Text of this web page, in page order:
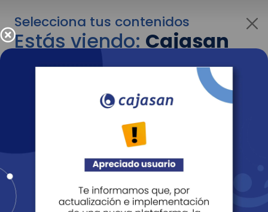
Selecciona tus contenidos
Estás viendo:Cajasan
para empresas
Para cambiar al contenido de tu interés más
adelante recuerda utilizar el menú
Entendido